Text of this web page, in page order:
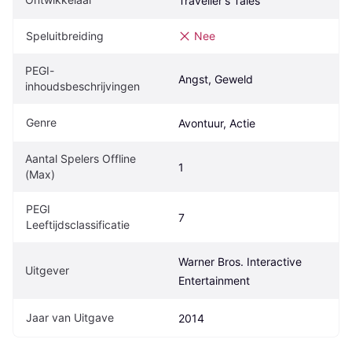
Speluitbreiding Nee
PEGI-
inhoudsbeschrijvingen
Angst, Geweld
Genre Avontuur, Actie
Aantal Spelers Offline
(Max)
1
PEGI
Leeftijdsclassificatie
7
Uitgever
Warner Bros. Interactive
Entertainment
Jaar van Uitgave 2014